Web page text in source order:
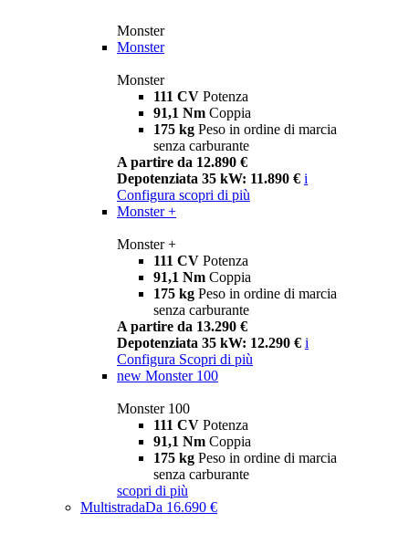
Monster
Monster
Monster
111 CV Potenza
91,1 Nm Coppia
175 kg Peso in ordine di marcia
senza carburante
A partire da 12.890 €
Depotenziata 35 kW: 11.890 € i
Configura scopri di più
Monster +
Monster +
111 CV Potenza
91,1 Nm Coppia
175 kg Peso in ordine di marcia
senza carburante
A partire da 13.290 €
Depotenziata 35 kW: 12.290 € i
Configura Scopri di più
new Monster 100
Monster 100
111 CV Potenza
91,1 Nm Coppia
175 kg Peso in ordine di marcia
senza carburante
scopri di più
MultistradaDa 16.690 €